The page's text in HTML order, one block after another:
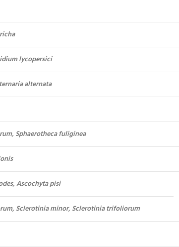
lycopersici
alternata
Sphaerotheca fuliginea
Ascochyta pisi
Sclerotinia minor, Sclerotinia trifoliorum